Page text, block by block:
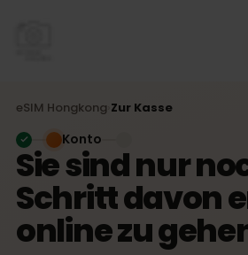
eSIM Hongkong Zur Kasse
Sie sind nur
Schritt davon
online zu
Konto